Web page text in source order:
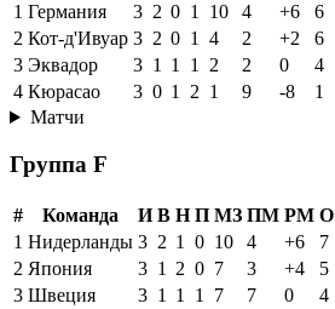
1 Германия 3 2 0 1 10 4 +6
6
2 Кот-д'Ивуар 3 2 0 1 4 2 +2
6
3 Эквадор 3 1 1 1 2 2 0
4
4 Кюрасао 3 0 1 2 1 9 -8
1
Матчи
Группа F
# Команда И В Н П МЗ ПМ РМ О
1 Нидерланды 3 2 1 0 10 4 +6
7
2 Япония 3 1 2 0 7 3 +4
5
3 Швеция 3 1 1 1 7 7 0
4